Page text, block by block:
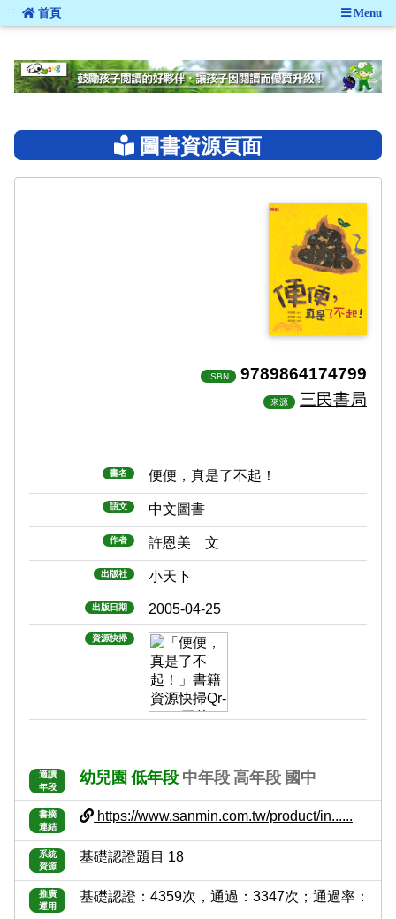
::: 首頁 Menu
圖書資源頁面
ISBN 9789864174799
來源 三民書局
書名 便便，真是了不起！
語文 中文圖書
作者 許恩美 文
出版社 小天下
出版日期 2005-04-25
資源快掃
適讀
年段
幼兒園 低年段 中年段 高年段 國中
書摘
連結
https://www.sanmin.com.tw/product/in......
系統
資源
基礎認證題目 18
推廣
運用
基礎認證：4359次，通過：3347次；通過率：